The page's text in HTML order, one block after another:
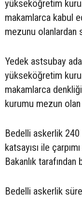
yükseköğretim
makamlarca kabul
mezunu olanlardan
Yedek astsubay
yükseköğretim
makamlarca
kurumu mezun
Bedelli askerlik 240
katsayısı ile
Bakanlık
Bedelli askerlik